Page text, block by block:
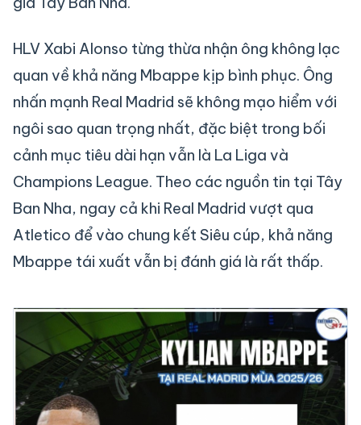
HLV Xabi Alonso từng thừa nhận ông không lạc
quan về khả năng Mbappe kịp bình phục. Ông
nhấn mạnh Real Madrid sẽ không mạo hiểm với
ngôi sao quan trọng nhất, đặc biệt trong bối
cảnh mục tiêu dài hạn vẫn là La Liga và
Champions League. Theo các nguồn tin tại Tây
Ban Nha, ngay cả khi Real Madrid vượt qua
Atletico để vào chung kết Siêu cúp, khả năng
Mbappe tái xuất vẫn bị đánh giá là rất thấp.